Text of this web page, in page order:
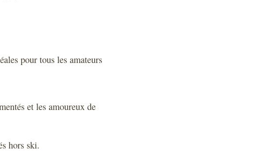
pour tous les amateurs
et les amoureux de
hors ski.